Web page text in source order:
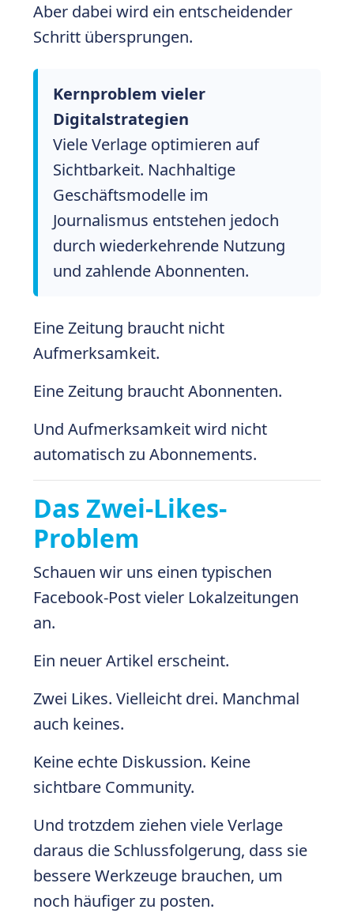
Aber dabei wird ein entscheidender
Schritt übersprungen.
Kernproblem vieler
Digitalstrategien
Viele Verlage optimieren auf
Sichtbarkeit. Nachhaltige
Geschäftsmodelle im
Journalismus entstehen jedoch
durch wiederkehrende Nutzung
und zahlende Abonnenten.
Eine Zeitung braucht nicht
Aufmerksamkeit.
Eine Zeitung braucht Abonnenten.
Und Aufmerksamkeit wird nicht
automatisch zu Abonnements.
Das Zwei-Likes-
Problem
Schauen wir uns einen typischen
Facebook-Post vieler Lokalzeitungen
an.
Ein neuer Artikel erscheint.
Zwei Likes. Vielleicht drei. Manchmal
auch keines.
Keine echte Diskussion. Keine
sichtbare Community.
Und trotzdem ziehen viele Verlage
daraus die Schlussfolgerung, dass sie
bessere Werkzeuge brauchen, um
noch häufiger zu posten.